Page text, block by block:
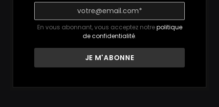
En vous abonnant, vous acceptez notrepolitique
de confidentialité.